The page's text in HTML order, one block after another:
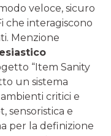
veloce, sicuro
che interagiscono
Menzione
“Item Sanity
un sistema
critici e
sensoristica e
per la definizione